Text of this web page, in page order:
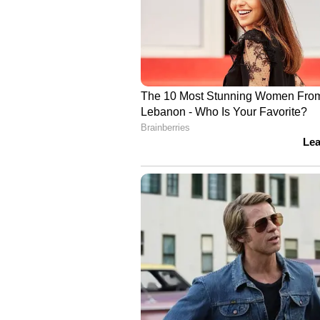
കൊളസ്ട്രോളും
ഉയർന്ന കൊളസ്ട്രോളോ
ഉപയോഗം
5
6